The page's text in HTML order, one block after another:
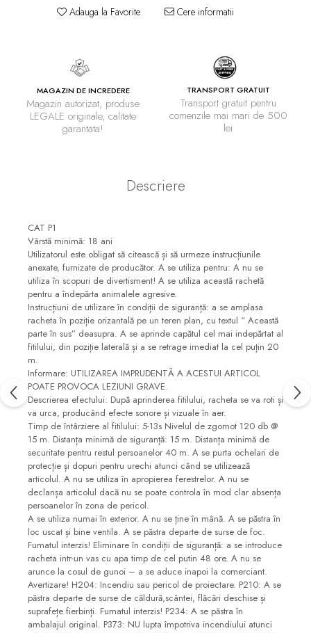
Adauga la Favorite Cere informatii
MAGAZIN DE INCREDERE
Magazin autorizat, produse
LEGALE originale, calitate
garantata!
TRANSPORT GRATUIT
Transport gratuit pentru
comenzile mai mari de 500
lei
Descriere
CAT P1
Vârstă minimă: 18 ani
Utilizatorul este obligat să citească și să urmeze instrucțiunile
anexate, furnizate de producător. A se utiliza pentru: A nu se
utiliza în scopuri de divertisment! A se utiliza această rachetă
pentru a îndepărta animalele agresive.
Instrucțiuni de utilizare în condiții de siguranță: a se amplasa
racheta în poziție orizantală pe un teren plan, cu textul “ Această
parte în sus” deasupra. A se aprinde capătul cel mai indepărtat al
fitilului, din poziție laterală și a se retrage imediat la cel puțin 20
m.
Informare: UTILIZAREA IMPRUDENTĂ A ACESTUI ARTICOL
POATE PROVOCA LEZIUNI GRAVE.
Descrierea efectului: După aprinderea fitilului, racheta se va roti și
va urca, producând efecte sonore și vizuale în aer.
Timp de întârziere al fitilului: 5-13s Nivelul de zgomot 120 db @
15 m. Distanța minimă de siguranță: 15 m. Distanța minimă de
securitate pentru restul persoanelor 40 m. A se purta ochelari de
protecție și dopuri pentru urechi atunci când se utilizează
articolul. A nu se utiliza în apropierea ferestrelor. A nu se
declanșa articolul dacă nu se poate controla în mod clar absența
persoanelor în zona de pericol.
A se utiliza numai în exterior. A nu se ține în mână. A se păstra în
loc uscat și bine ventila. A se păstra departe de surse de foc.
Fumatul interzis! Eliminare în condiții de siguranță: a se introduce
racheta intr-un vas cu apa timp de cel putin 48 ore. A nu se
arunce la cosul de gunoi – a se aduce inapoi la comerciant.
Avertizare! H204: Incendiu sau pericol de proiectare. P210: A se
păstra departe de surse de căldură,scântei, flăcări deschise și
suprafețe fierbinți. Fumatul interzis! P234: A se păstra în
ambalajul original. P373: NU lupta împotriva incendiului atunci